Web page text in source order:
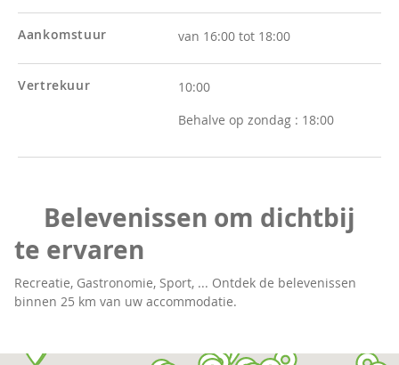
Aankomstuur van 16:00 tot 18:00
Vertrekuur
10:00
Behalve op zondag : 18:00
Belevenissen om dichtbij
te ervaren
Recreatie, Gastronomie, Sport, ... Ontdek de belevenissen
binnen 25 km van uw accommodatie.